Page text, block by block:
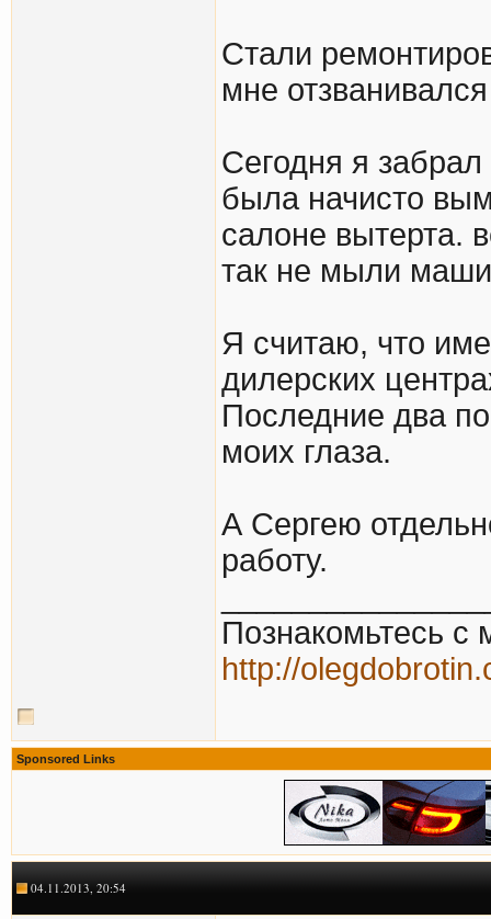
Стали
мне
Сегодня я
была начисто
салоне вытерта.
так не мыли
Я считаю, что
дилерских
Последние два
моих глаза.
А Сергею
работу.
Познакомьтесь с
http://
Sponsored Links
04.11.2013, 20:54